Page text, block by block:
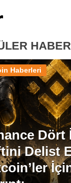
Dört
Delist
Haberleri